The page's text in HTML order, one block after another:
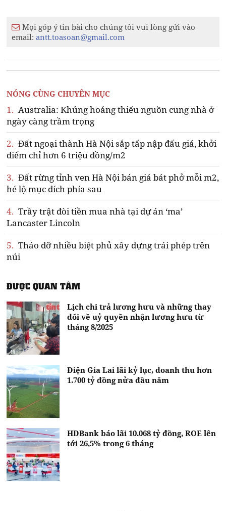
Mọi góp ý tin bài cho chúng tôi vui lòng gửi vào
email:antt.toasoan@gmail.com
NÓNG CÙNG CHUYÊN MỤC
1. Australia: Khủng hoảng thiếu nguồn cung nhà ở
ngày càng trầm trọng
2. Đất ngoại thành Hà Nội sắp tấp nập đấu giá, khởi
điểm chỉ hơn 6 triệu đồng/m2
3. Đất rừng tỉnh ven Hà Nội bán giá bát phở mỗi m2,
hé lộ mục đích phía sau
4. Trầy trật đòi tiền mua nhà tại dự án ‘ma’
Lancaster Lincoln
5. Tháo dỡ nhiều biệt phủ xây dựng trái phép trên
núi
ĐƯỢC QUAN TÂM
Lịch chi trả lương hưu và những thay
đổi về uỷ quyền nhận lương hưu từ
tháng 8/2025
Điện Gia Lai lãi kỷ lục, doanh thu hơn
1.700 tỷ đồng nửa đầu năm
HDBank báo lãi 10.068 tỷ đồng, ROE lên
tới 26,5% trong 6 tháng